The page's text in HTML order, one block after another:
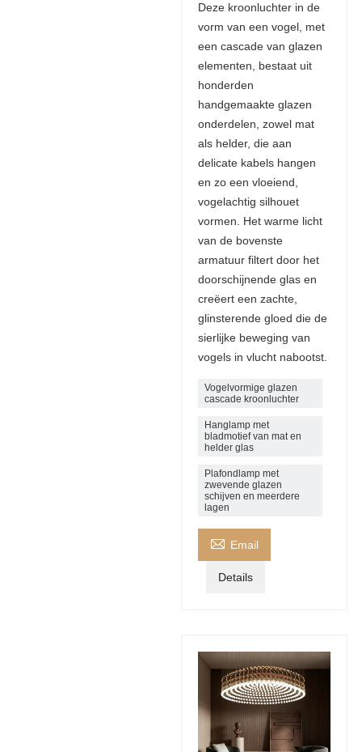
Deze kroonluchter in de
vorm van een vogel, met
een cascade van glazen
elementen, bestaat uit
honderden
handgemaakte glazen
onderdelen, zowel mat
als helder, die aan
delicate kabels hangen
en zo een vloeiend,
vogelachtig silhouet
vormen. Het warme licht
van de bovenste
armatuur filtert door het
doorschijnende glas en
creëert een zachte,
glinsterende gloed die de
sierlijke beweging van
vogels in vlucht nabootst.
Vogelvormige glazen
cascade kroonluchter
Hanglamp met
bladmotief van mat en
helder glas
Plafondlamp met
zwevende glazen
schijven en meerdere
lagen
 Email
Details